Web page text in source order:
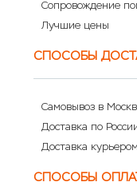
Сопровождение
Лучшие цены
СПОСОБЫ
Самовывоз в
Доставка по
Доставка
СПОСОБЫ